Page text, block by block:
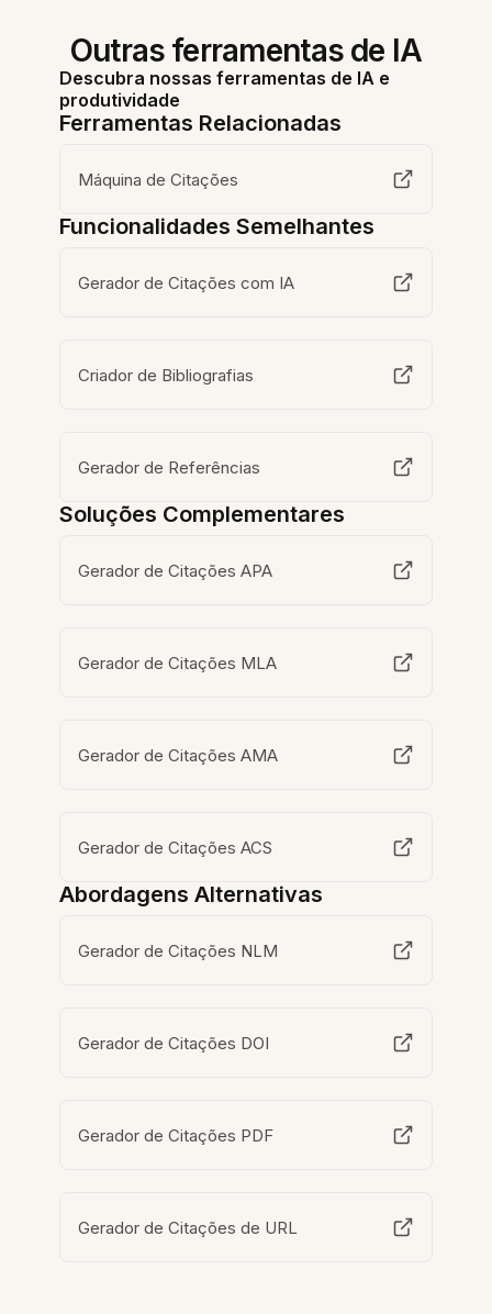
Outras ferramentas de IA
Descubra nossas ferramentas de IA e
produtividade
Ferramentas Relacionadas
Máquina de Citações
Funcionalidades Semelhantes
Gerador de Citações com IA
Criador de Bibliografias
Gerador de Referências
Soluções Complementares
Gerador de Citações APA
Gerador de Citações MLA
Gerador de Citações AMA
Gerador de Citações ACS
Abordagens Alternativas
Gerador de Citações NLM
Gerador de Citações DOI
Gerador de Citações PDF
Gerador de Citações de URL